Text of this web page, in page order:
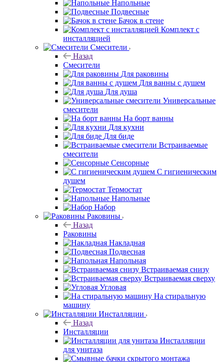
Напольные
Подвесные
Бачок в стене
Комплект с
инсталляцией
Смесители
Назад
Смесители
Для раковины
Для ванны с душем
Для душа
Универсальные
смесители
На борт ванны
Для кухни
Для биде
Встраиваемые
смесители
Сенсорные
С гигиеническим
душем
Термостат
Напольные
Набор
Раковины
Назад
Раковины
Накладная
Подвесная
Напольная
Встраиваемая снизу
Встраиваемая сверху
Угловая
На стиральную
машину
Инсталляции
Назад
Инсталляции
Инсталляции
для унитаза